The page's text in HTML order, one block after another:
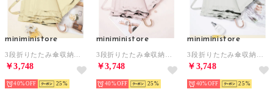
miniministore
￥3,748
40% 25
miniministore
￥3,748
40% 25
miniministore
￥3,748
40% 25